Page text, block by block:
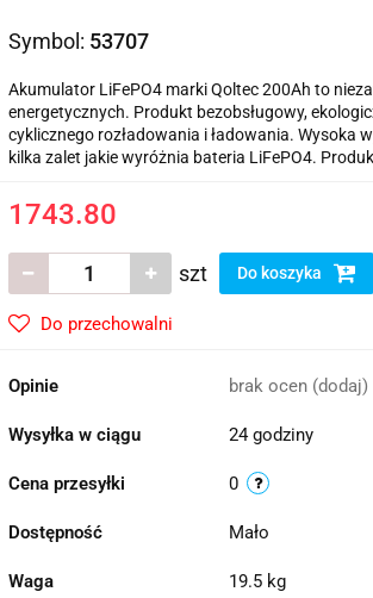
Symbol: 53707
Akumulator LiFePO4 marki Qoltec 200Ah to
energetycznych. Produkt bezobsługowy,
cyklicznego rozładowania i ładowania. Wysoka
kilka zalet jakie wyróżnia bateria LiFePO4.
1743.80
szt Do koszyka
Do przechowalni
Opinie brak ocen (dodaj)
Wysyłka w ciągu 24 godziny
Cena przesyłki 0
Dostępność Mało
Waga 19.5 kg